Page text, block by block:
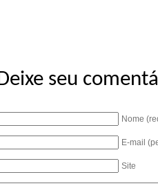
seu
Nome
E-mail
Site